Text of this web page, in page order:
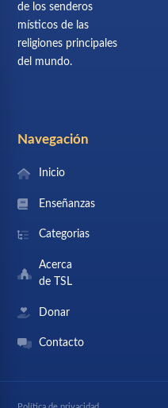
de los senderos
místicos de las
religiones principales
del mundo.
Navegación
Inicio
Enseñanzas
Categorias
Acerca
de TSL
Donar
Contacto